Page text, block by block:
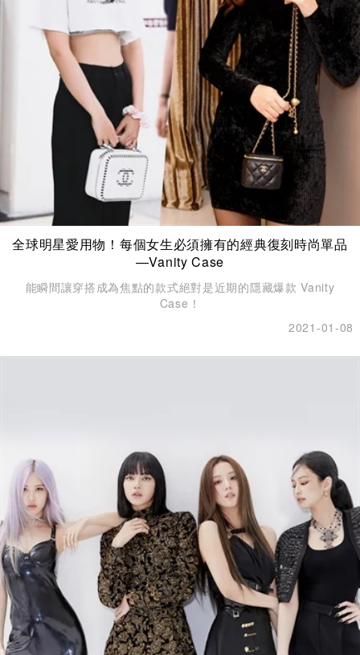
全球明星愛用物！每個女生必須擁有的經典復刻時尚單品
—Vanity Case
能瞬間讓穿搭成為焦點的款式絕對是近期的隱藏爆款 Vanity
Case！
2021-01-08